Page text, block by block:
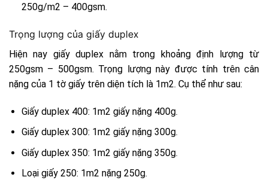
250g/m2 – 400gsm.
Trọng lượng của giấy duplex
Hiện nay giấy duplex nằm trong khoảng định lượng từ
250gsm – 500gsm. Trọng lượng này được tính trên cân
nặng của 1 tờ giấy trên diện tích là 1m2. Cụ thể như sau:
Giấy duplex 400: 1m2 giấy nặng 400g.
Giấy duplex 300: 1m2 giấy nặng 300g.
Giấy duplex 350: 1m2 giấy nặng 350g.
Loại giấy 250: 1m2 nặng 250g.